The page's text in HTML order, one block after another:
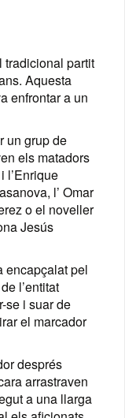
tradicional partit
Aquesta
enfrontar a un
un grup de
els matadors
l’Enrique
l’ Omar
o el noveller
Jesús
encapçalat pel
l’entitat
se i suar de
el marcador
després
arrastraven
a una llarga